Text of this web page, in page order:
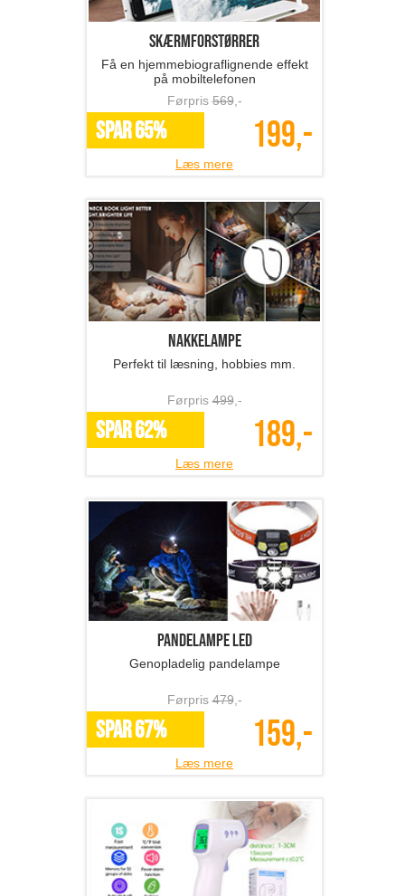
Skærmforstørrer
Få en hjemmebiograflignende effekt
på mobiltelefonen
Førpris569,-
SPAR 65% 199,-
Læs mere
Nakkelampe
Perfekt til læsning, hobbies mm.
Førpris499,-
SPAR 62% 189,-
Læs mere
Pandelampe LED
Genopladelig pandelampe
Førpris479,-
SPAR 67% 159,-
Læs mere